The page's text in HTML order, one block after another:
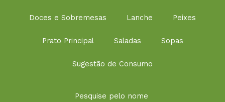
Doces e Sobremesas Lanche Peixes
Prato Principal Saladas Sopas
Sugestão de Consumo
Pesquise pelo nome